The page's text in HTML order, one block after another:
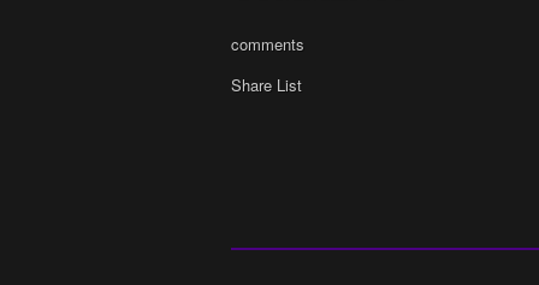
comments
Share List